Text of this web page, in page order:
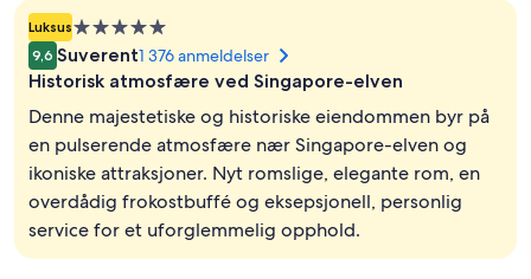
Trapp
LuksusOvernattingssted
med
5.0
9,6 Suverent1 376 anmeldelser
Historisk atmosfære ved Singapore-elven
Denne majestetiske og historiske eiendommen byr på
en pulserende atmosfære nær Singapore-elven og
ikoniske attraksjoner. Nyt romslige, elegante rom, en
overdådig frokostbuffé og eksepsjonell, personlig
service for et uforglemmelig opphold.